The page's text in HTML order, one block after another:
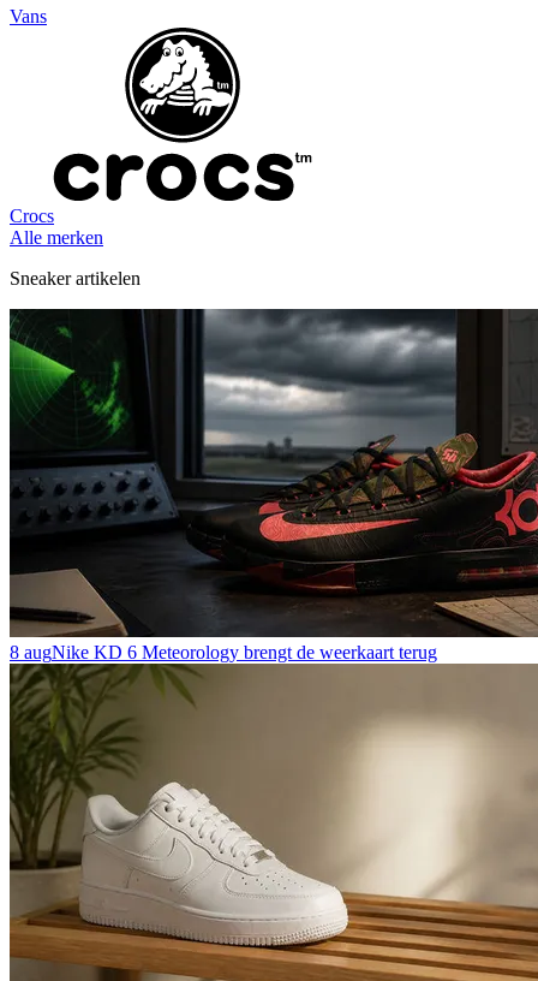
Vans
Crocs
Alle merken
Sneaker artikelen
8 augNike KD 6 Meteorology brengt de weerkaart terug